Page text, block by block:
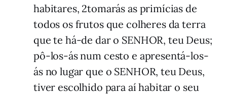
habitares, 2tomarás as primícias de
todos os frutos que colheres da terra
que te há-de dar o SENHOR, teu Deus;
pô-los-ás num cesto e apresentá-los-
ás no lugar que o SENHOR, teu Deus,
tiver escolhido para aí habitar o seu